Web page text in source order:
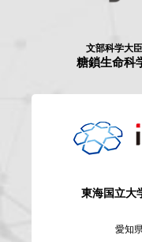
文部科学大
糖鎖生命科
東海国立大
愛知